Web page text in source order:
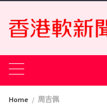
Skip
content
Home 周吉佩